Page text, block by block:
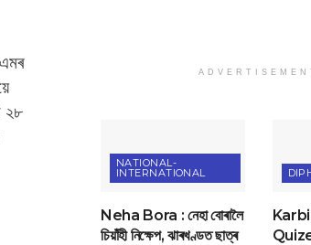
২৮
NATIONAL-
INTERNATIONAL
Neha Bora : নেহা বোৰালৈ
চিয়াঁহী নিক্ষেপ, ঝাৰখণ্ডত ছাত্ৰ